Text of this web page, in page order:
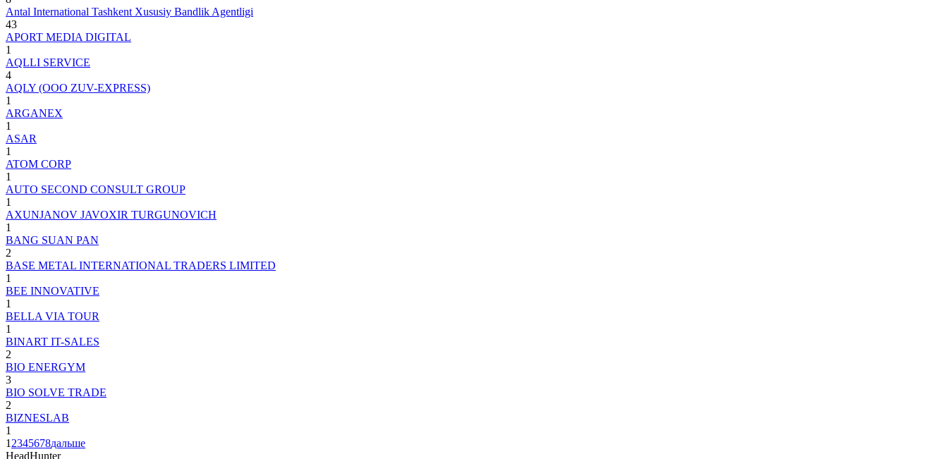
Antal International Tashkent Xususiy Bandlik Agentligi
43
APORT MEDIA DIGITAL
1
AQLLI SERVICE
4
AQLY (ООО ZUV-EXPRESS)
1
ARGANEX
1
ASAR
1
ATOM CORP
1
AUTO SECOND CONSULT GROUP
1
AXUNJANOV JAVOXIR TURGUNOVICH
1
BANG SUAN PAN
2
BASE METAL INTERNATIONAL TRADERS LIMITED
1
BEE INNOVATIVE
1
BELLA VIA TOUR
1
BINART IT-SALES
2
BIO ENERGYM
3
BIO SOLVE TRADE
2
BIZNESLAB
1
1 2345678дальше
HeadHunter